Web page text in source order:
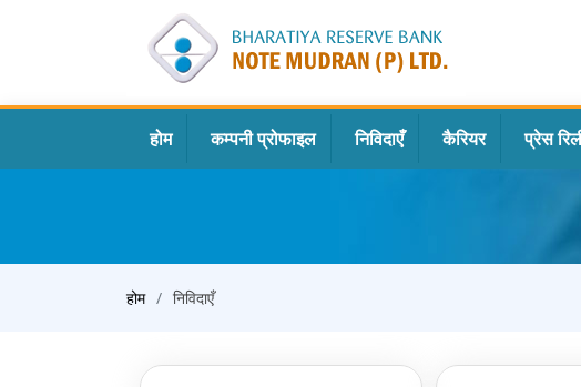
होम कम्पनी प्रोफाइल निविदाएँ कैरियर प्रेस
होम निविदाएँ